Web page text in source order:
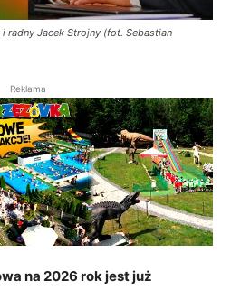
radny Jacek Strojny (fot. Sebastian
Reklama
na 2026 rok jest już